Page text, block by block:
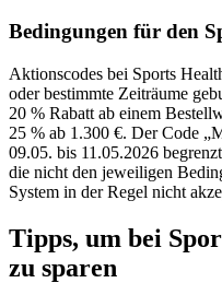
Bedingungen für den
Aktionscodes bei Sports
oder bestimmte Zeiträume
20 % Rabatt ab einem
25 % ab 1.300 €. Der Code
09.05. bis 11.05.2026
die nicht den jeweiligen
System in der Regel nicht
Tipps, um bei
zu sparen